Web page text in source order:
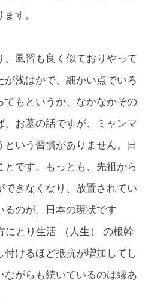
す。
、風習も良く似ておりやって
浅はかで、細かい点でいろ
てもというか、なかなかその
お墓の話ですが、ミャンマ
いう習慣がありません。日
です。もっとも、先祖から
きなくなり、放置されてい
るのが、日本の現状です
とり生活 （人生） の根幹
けるほど抵抗が増加してし
ながらも続いているのは縁あ